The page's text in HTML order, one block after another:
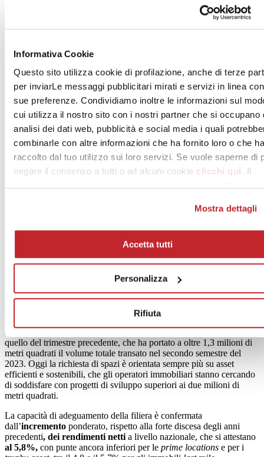
Informativa Cookie
Questo sito utilizza cookie di profilazione, anche di terze
per inviarLe messaggi pubblicitari mirati e servizi in linea
sue preferenze. Condividiamo inoltre le informazioni sul
cui utilizza il nostro sito con i nostri partner che si occupano
analisi dei dati web, pubblicità e social media i quali
combinarle con altre informazioni che ha fornito loro o che
raccolto dal tuo utilizzo sui loro servizi. Se vuole saperne di
negare il consenso a tutti o ad alcuni cookie clicchi qui . Il
Mostra dettagli
Accetta tutti
Personalizza
Rifiuta
di mercato nella logistica è in costante crescita,
registrato nel quarto trimestre 2023, sostanzialmente in linea con
quello del trimestre precedente, che ha portato a oltre 1,3 milioni di
metri quadrati il volume totale transato nel secondo semestre del
2023. Oggi la richiesta di spazi è orientata sempre più su asset
efficienti e sostenibili, che gli operatori immobiliari stanno cercando
di soddisfare con progetti di sviluppo superiori ai due milioni di
metri quadrati.
La capacità di adeguamento della filiera è confermata
dall’incremento ponderato, rispetto alla forte discesa degli anni
precedenti, dei rendimenti netti a livello nazionale, che si attestano
al 5,8%, con punte ancora inferiori per le prime locations e per i